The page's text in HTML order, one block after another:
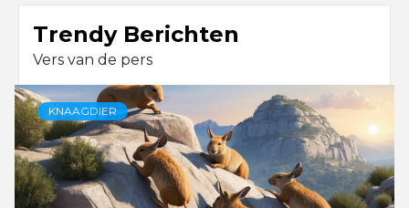
Trendy Berichten
Vers van de pers
KNAAGDIER